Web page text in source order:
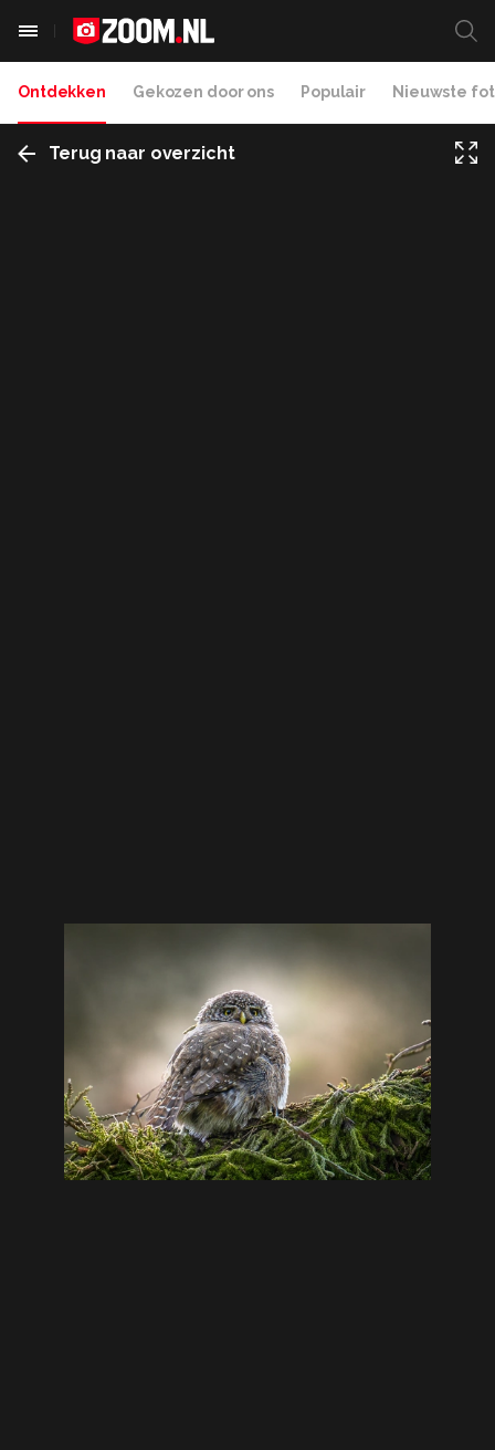
Ontdekken Gekozen door ons Populair Nieuwste
Terug naar overzicht